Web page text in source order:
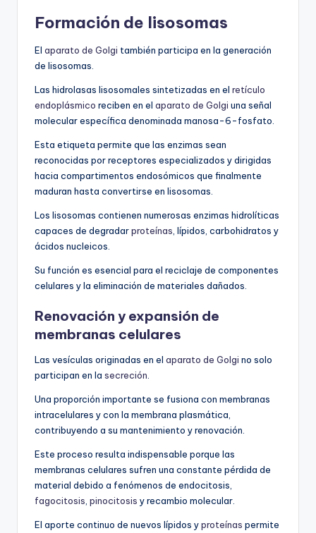
Formación de lisosomas
El aparato de Golgi también participa en la generación
de lisosomas.
Las hidrolasas lisosomales sintetizadas en el retículo
endoplásmico reciben en el aparato de Golgi una señal
molecular específica denominada manosa-6-fosfato.
Esta etiqueta permite que las enzimas sean
reconocidas por receptores especializados y dirigidas
hacia compartimentos endosómicos que finalmente
maduran hasta convertirse en lisosomas.
Los lisosomas contienen numerosas enzimas hidrolíticas
capaces de degradarproteínas , lípidos, carbohidratos y
ácidos nucleicos.
Su función es esencial para el reciclaje de componentes
celulares y la eliminación de materiales dañados.
Renovación y expansión de
membranas celulares
Las vesículas originadas en el aparato de Golgi no solo
participan en la secreción.
Una proporción importante se fusiona con membranas
intracelulares y con la membrana plasmática,
contribuyendo a su mantenimiento y renovación.
Este proceso resulta indispensable porque las
membranas celulares sufren una constante pérdida de
material debido a fenómenos de endocitosis,
fagocitosis, pinocitosis y recambio molecular.
El aporte continuo de nuevos lípidos yproteínas permite